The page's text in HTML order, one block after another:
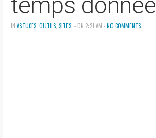
IN ASTUCES OUTILS SITES - ON 2:21 AM -NO COMMENTS